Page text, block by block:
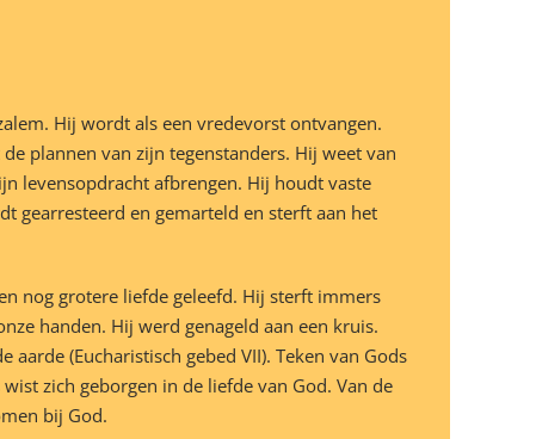
Hij wordt als een vredevorst ontvangen.
plannen van zijn tegenstanders. Hij weet van
levensopdracht afbrengen. Hij houdt vaste
gearresteerd en gemarteld en sterft aan het
nog grotere liefde geleefd. Hij sterft immers
handen. Hij werd genageld aan een kruis.
(Eucharistisch gebed VII). Teken van Gods
zich geborgen in de liefde van God. Van de
bij God.